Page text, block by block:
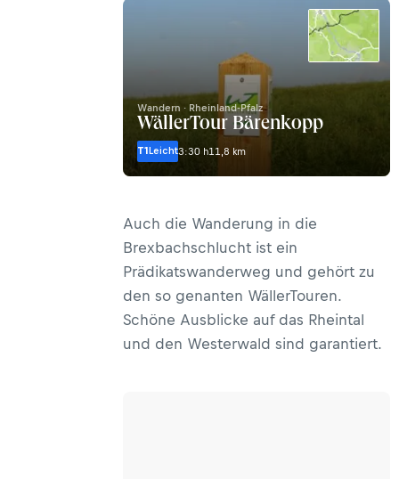
Wandern · Rheinland-Pfalz
WällerTour Bärenkopp
T1Leicht3:30 h11,8 km
Auch die Wanderung in die
Brexbachschlucht ist ein
Prädikatswanderweg und gehört zu
den so genanten WällerTouren.
Schöne Ausblicke auf das Rheintal
und den Westerwald sind garantiert.